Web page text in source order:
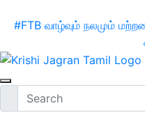
#FTB வாழ்வும் நலமும்